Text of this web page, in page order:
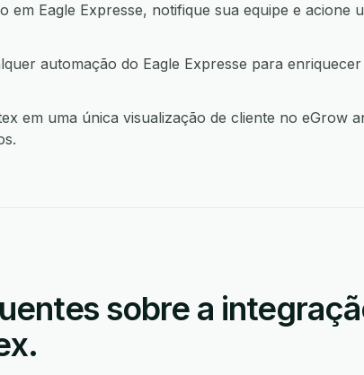
Eagle Expresse, notifique sua equipe e acione
automação do Eagle Expresse para
em uma única visualização de cliente no eGrow
sobre a